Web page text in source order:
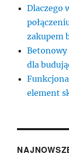
Dlaczego
zakupem
dla
element